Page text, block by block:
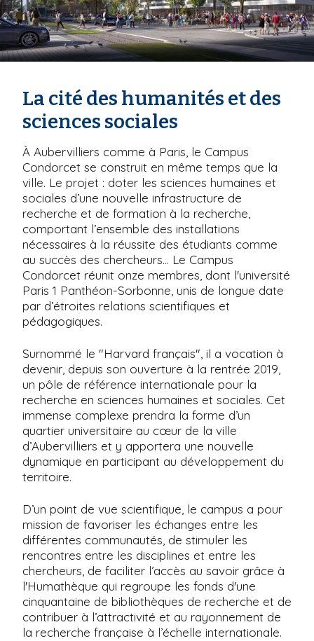
La cité des humanités et des
sciences sociales
À Aubervilliers comme à Paris, le Campus
Condorcet se construit en même temps que la
ville. Le projet : doter les sciences humaines et
sociales d’une nouvelle infrastructure de
recherche et de formation à la recherche,
comportant l’ensemble des installations
nécessaires à la réussite des étudiants comme
au succès des chercheurs... Le Campus
Condorcet réunit onze membres, dont l'université
Paris 1 Panthéon-Sorbonne, unis de longue date
par d’étroites relations scientifiques et
pédagogiques.
Surnommé le "Harvard français", il a vocation à
devenir, depuis son ouverture à la rentrée 2019,
un pôle de référence internationale pour la
recherche en sciences humaines et sociales. Cet
immense complexe prendra la forme d’un
quartier universitaire au cœur de la ville
d’Aubervilliers et y apportera une nouvelle
dynamique en participant au développement du
territoire.
D’un point de vue scientifique, le campus a pour
mission de favoriser les échanges entre les
différentes communautés, de stimuler les
rencontres entre les disciplines et entre les
chercheurs, de faciliter l’accès au savoir grâce à
l'Humathèque qui regroupe les fonds d'une
cinquantaine de bibliothèques de recherche et de
contribuer à l’attractivité et au rayonnement de
la recherche française à l’échelle internationale.